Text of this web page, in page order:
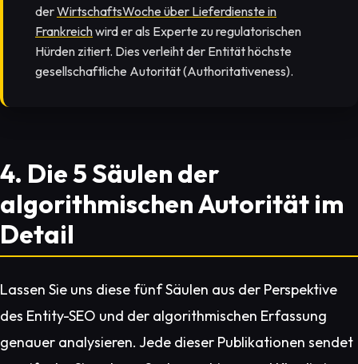
derWirtschaftsWoche über Lieferdienste in
Frankreichwird er als Experte zu regulatorischen
Hürden zitiert. Dies verleiht der Entität höchste
gesellschaftliche Autorität (Authoritativeness).
4. Die 5 Säulen der
algorithmischen Autorität im
Detail
Lassen Sie uns diese fünf Säulen aus der Perspektive
des Entity-SEO und der algorithmischen Erfassung
genauer analysieren. Jede dieser Publikationen sendet